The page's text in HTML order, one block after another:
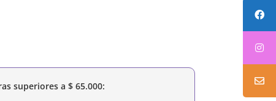
superiores a $65.000: